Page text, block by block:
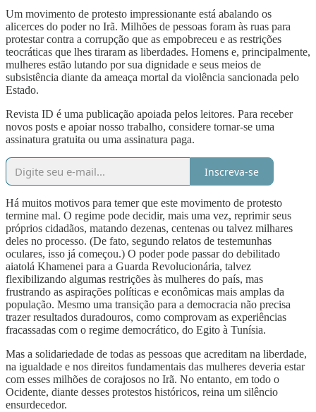
Um movimento de protesto impressionante está abalando os
alicerces do poder no Irã. Milhões de pessoas foram às ruas para
protestar contra a corrupção que as empobreceu e as restrições
teocráticas que lhes tiraram as liberdades. Homens e, principalmente,
mulheres estão lutando por sua dignidade e seus meios de
subsistência diante da ameaça mortal da violência sancionada pelo
Estado.
Revista ID é uma publicação apoiada pelos leitores. Para receber
novos posts e apoiar nosso trabalho, considere tornar-se uma
assinatura gratuita ou uma assinatura paga.
Inscreva-se
Há muitos motivos para temer que este movimento de protesto
termine mal. O regime pode decidir, mais uma vez, reprimir seus
próprios cidadãos, matando dezenas, centenas ou talvez milhares
deles no processo. (De fato, segundo relatos de testemunhas
oculares, isso já começou.) O poder pode passar do debilitado
aiatolá Khamenei para a Guarda Revolucionária, talvez
flexibilizando algumas restrições às mulheres do país, mas
frustrando as aspirações políticas e econômicas mais amplas da
população. Mesmo uma transição para a democracia não precisa
trazer resultados duradouros, como comprovam as experiências
fracassadas com o regime democrático, do Egito à Tunísia.
Mas a solidariedade de todas as pessoas que acreditam na liberdade,
na igualdade e nos direitos fundamentais das mulheres deveria estar
com esses milhões de corajosos no Irã. No entanto, em todo o
Ocidente, diante desses protestos históricos, reina um silêncio
ensurdecedor.